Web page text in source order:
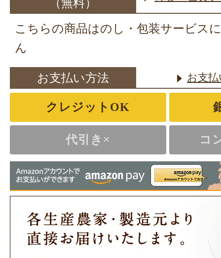
（無料）
こちらの商品はのし・包装サービス
ん
お支払い方法 お支
クレジットOK
代引き× コ